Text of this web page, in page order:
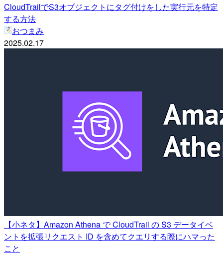
CloudTrailでS3オブジェクトにタグ付けをした実行元を特定
する方法
おつまみ
2025.02.17
【小ネタ】Amazon Athena で CloudTrail の S3 データイベ
ントを拡張リクエスト ID を含めてクエリする際にハマった
こと